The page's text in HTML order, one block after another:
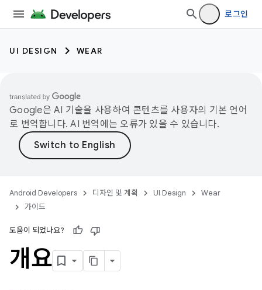
로그인
UI DESIGN WEAR
Google은 AI 기술을 사용하여 콘텐츠를 사용자의 기본 언어
로 번역합니다. AI 번역에는 오류가 있을 수 있습니다.
Android Developers 디자인 및 계획 UI Design
Wear
가이드
도움이 되었나요?
개요